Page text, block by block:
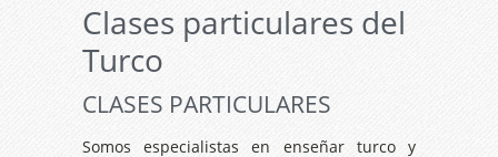
Clases particulares del
Turco
CLASES PARTICULARES
Somos especialistas en enseñar turco y